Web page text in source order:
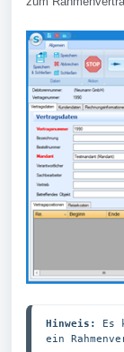
Hinweis:
Es
ein